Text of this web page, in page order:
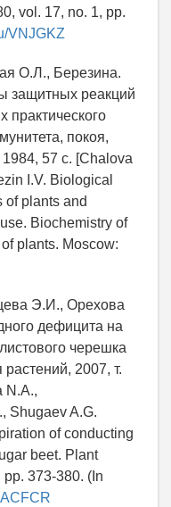
vol. 17, no. 1, pp.
VNJGKZ
О.Л., Березина.
защитных реакций
практического
покоя,
57 c. [Chalova
I.V. Biological
of plants and
Biochemistry of
plants. Moscow:
Э.И., Орехова
дефицита на
черешка
2007, т.
N.A.,
Shugaev A.G.
of conducting
beet. Plant
373-380. (In